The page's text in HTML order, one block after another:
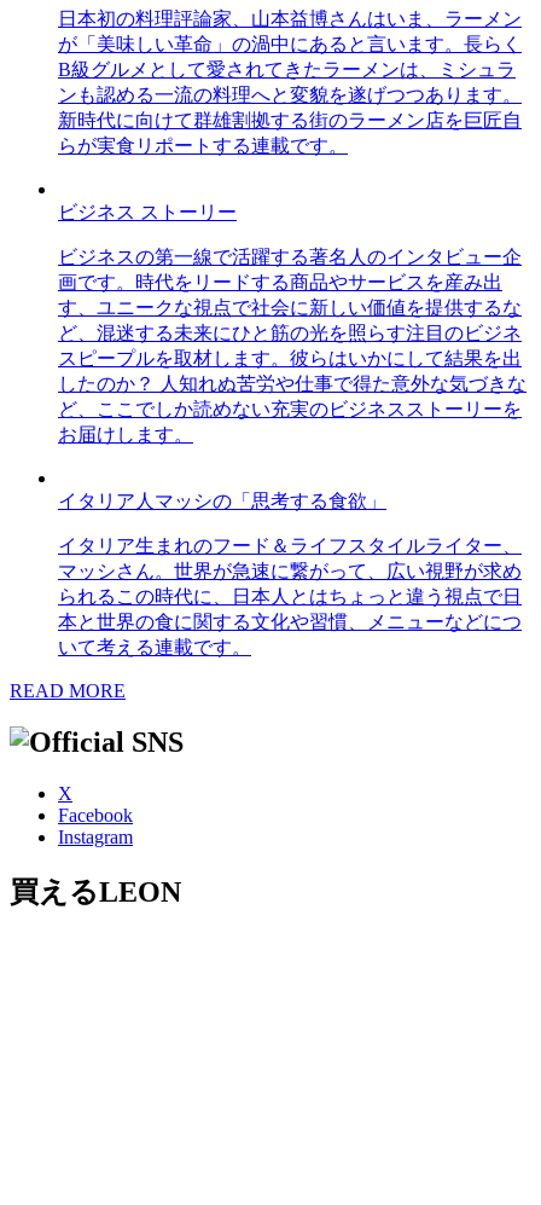
日本初の料理評論家、山本益博さんはいま、ラーメン
が「美味しい革命」の渦中にあると言います。長らく
B級グルメとして愛されてきたラーメンは、ミシュラ
ンも認める一流の料理へと変貌を遂げつつあります。
新時代に向けて群雄割拠する街のラーメン店を巨匠自
らが実食リポートする連載です。
ビジネス ストーリー
ビジネスの第一線で活躍する著名人のインタビュー企
画です。時代をリードする商品やサービスを産み出
す、ユニークな視点で社会に新しい価値を提供するな
ど、混迷する未来にひと筋の光を照らす注目のビジネ
スピープルを取材します。彼らはいかにして結果を出
したのか？ 人知れぬ苦労や仕事で得た意外な気づきな
ど、ここでしか読めない充実のビジネスストーリーを
お届けします。
イタリア人マッシの「思考する食欲」
イタリア生まれのフード＆ライフスタイルライター、
マッシさん。世界が急速に繋がって、広い視野が求め
られるこの時代に、日本人とはちょっと違う視点で日
本と世界の食に関する文化や習慣、メニューなどにつ
いて考える連載です。
READ MORE
X
Facebook
Instagram
買えるLEON